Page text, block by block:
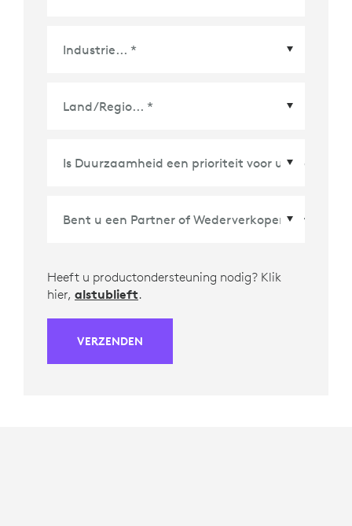
Heeft u productondersteuning nodig? Klik
hier, alstublieft.
VERZENDEN